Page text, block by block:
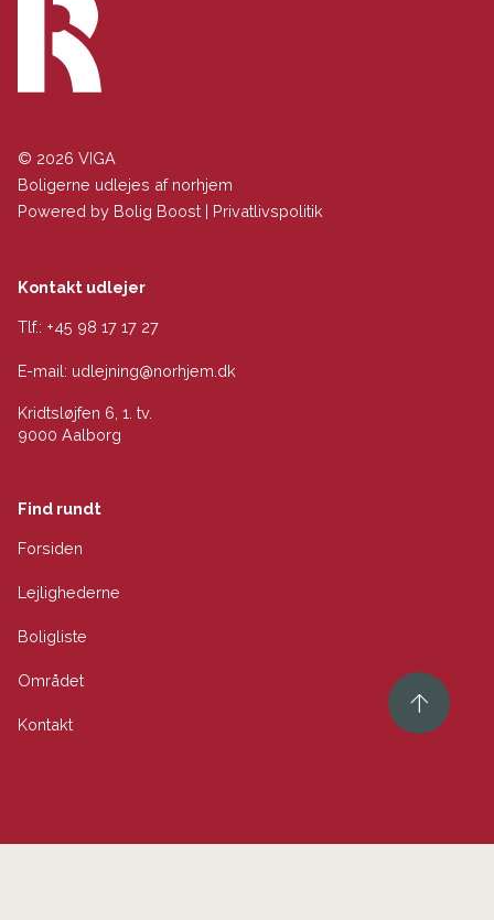
© 2026 VIGA
Boligerne udlejes af norhjem
Powered by Bolig Boost | Privatlivspolitik
Kontakt udlejer
Tlf.: +45 98 17 17 27
E-mail: udlejning@norhjem.dk
Kridtsløjfen 6, 1. tv.
9000 Aalborg
Find rundt
Forsiden
Lejlighederne
Boligliste
Området
Kontakt